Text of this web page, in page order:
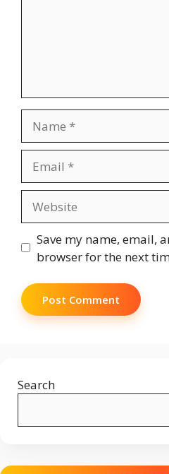
Save my name, email,
browser for the next
Search